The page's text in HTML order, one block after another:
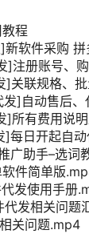
程
]新软件采购
]注册账号、
]关联规格、
]自动售后
]所有费用说
]每日开起自
广助手–选词
件简单版
发使用手册
代发相关问题
相关问题.mp4